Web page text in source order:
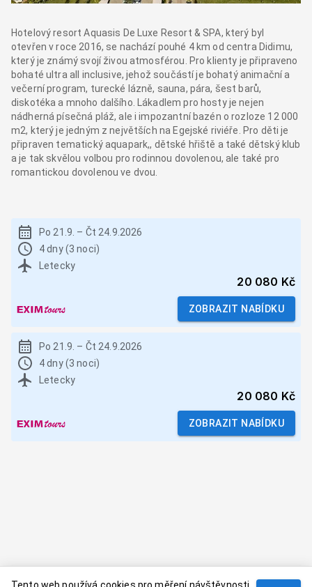
Hotelový resort Aquasis De Luxe Resort & SPA, který byl
otevřen v roce 2016, se nachází pouhé 4 km od centra Didimu,
který je známý svojí živou atmosférou. Pro klienty je připraveno
bohaté ultra all inclusive, jehož součástí je bohatý animační a
večerní program, turecké lázně, sauna, pára, šest barů,
diskotéka a mnoho dalšího. Lákadlem pro hosty je nejen
nádherná písečná pláž, ale i impozantní bazén o rozloze 12 000
m2, který je jedným z největších na Egejské riviéře. Pro děti je
připraven tematický aquapark,, dětské hřiště a také dětský klub
a je tak skvělou volbou pro rodinnou dovolenou, ale také pro
romantickou dovolenou ve dvou.
Po 21.9. – Čt 24.9.2026
4 dny (3 noci)
Letecky
20 080 Kč
ZOBRAZIT NABÍDKU
Po 21.9. – Čt 24.9.2026
4 dny (3 noci)
Letecky
20 080 Kč
ZOBRAZIT NABÍDKU